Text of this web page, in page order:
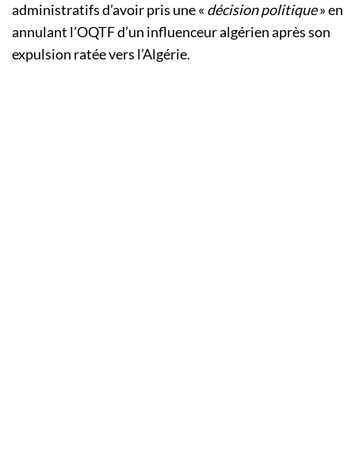
administratifs d’avoir pris une « décision politique» en
annulant l’OQTF d’un influenceur algérien après son
expulsion ratée vers l’Algérie.